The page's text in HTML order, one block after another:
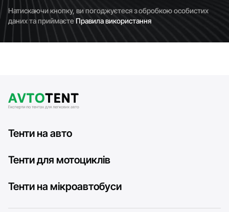
Натискаючи кнопку, ви погоджуєтеся з обробкою особистих
даних та приймаєтеПравила використання
Тенти на авто
Тенти для мотоциклів
Тенти на мікроавтобуси